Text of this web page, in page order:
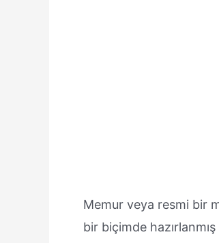
Memur veya resmi bir
bir biçimde